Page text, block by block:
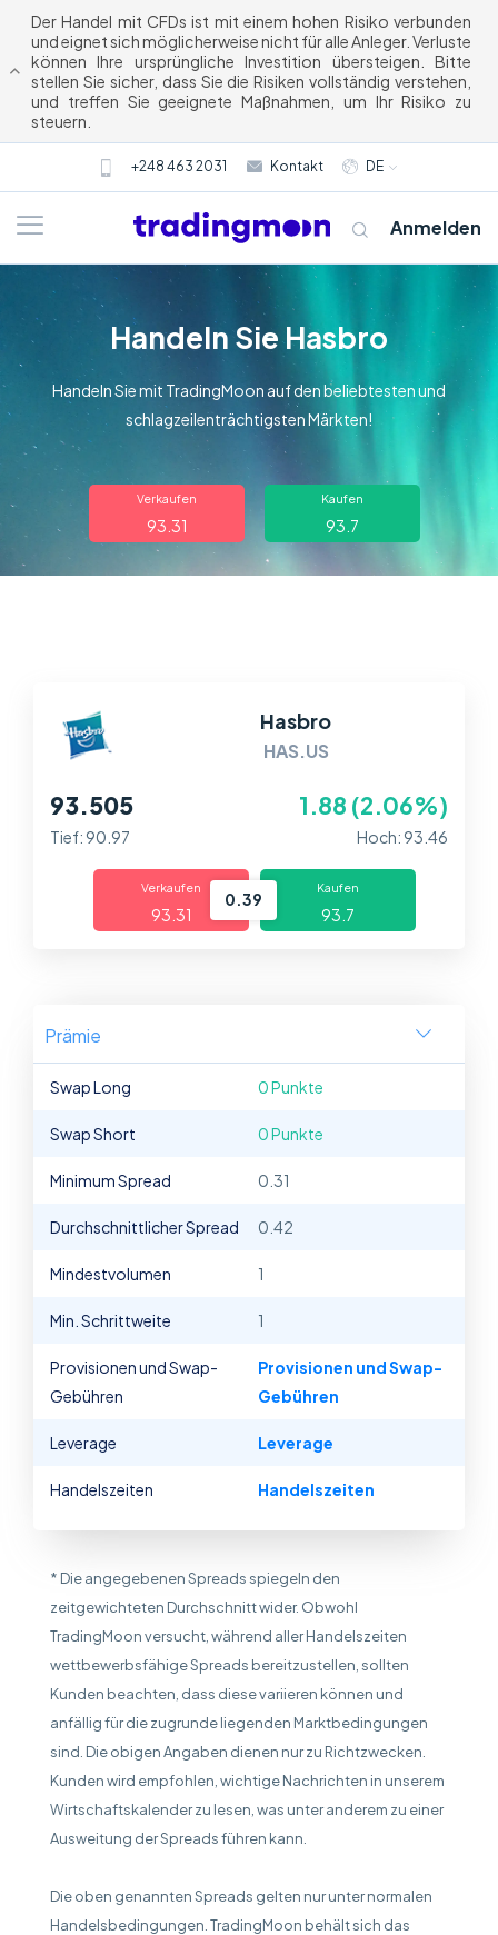
Der Handel mit CFDs ist mit einem hohen Risiko verbunden
und eignet sich möglicherweise nicht für alle Anleger. Verluste
können Ihre ursprüngliche Investition übersteigen. Bitte
stellen Sie sicher, dass Sie die Risiken vollständig verstehen,
und treffen Sie geeignete Maßnahmen, um Ihr Risiko zu
steuern.
+248 463 2031 Kontakt DE
Über uns
Handel
Help Centre
Anmelden
Handeln Sie Hasbro
Handeln Sie mit TradingMoon auf den beliebtesten und
schlagzeilenträchtigsten Märkten!
Verkaufen
93.31
Kaufen
93.7
Hasbro
HAS.US
93.505 1.88 (2.06%)
Tief: 90.97 Hoch: 93.46
Verkaufen
93.31
0.39
Kaufen
93.7
Prämie
Swap Long 0 Punkte
Swap Short 0 Punkte
Minimum Spread 0.31
Durchschnittlicher Spread 0.42
Mindestvolumen 1
Min. Schrittweite 1
Provisionen und Swap-
Gebühren
Provisionen und Swap-
Gebühren
Leverage Leverage
Handelszeiten Handelszeiten
* Die angegebenen Spreads spiegeln den
zeitgewichteten Durchschnitt wider. Obwohl
TradingMoon versucht, während aller Handelszeiten
wettbewerbsfähige Spreads bereitzustellen, sollten
Kunden beachten, dass diese variieren können und
anfällig für die zugrunde liegenden Marktbedingungen
sind. Die obigen Angaben dienen nur zu Richtzwecken.
Kunden wird empfohlen, wichtige Nachrichten in unserem
Wirtschaftskalender zu lesen, was unter anderem zu einer
Ausweitung der Spreads führen kann.
Die oben genannten Spreads gelten nur unter normalen
Handelsbedingungen. TradingMoon behält sich das